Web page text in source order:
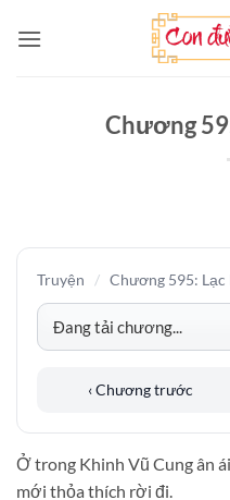
qua
Chương
Truyện / Chương 595: Lạc
‹ Chương trước
Ở trong Khinh Vũ Cung ân
mới thỏa thích rời đi.